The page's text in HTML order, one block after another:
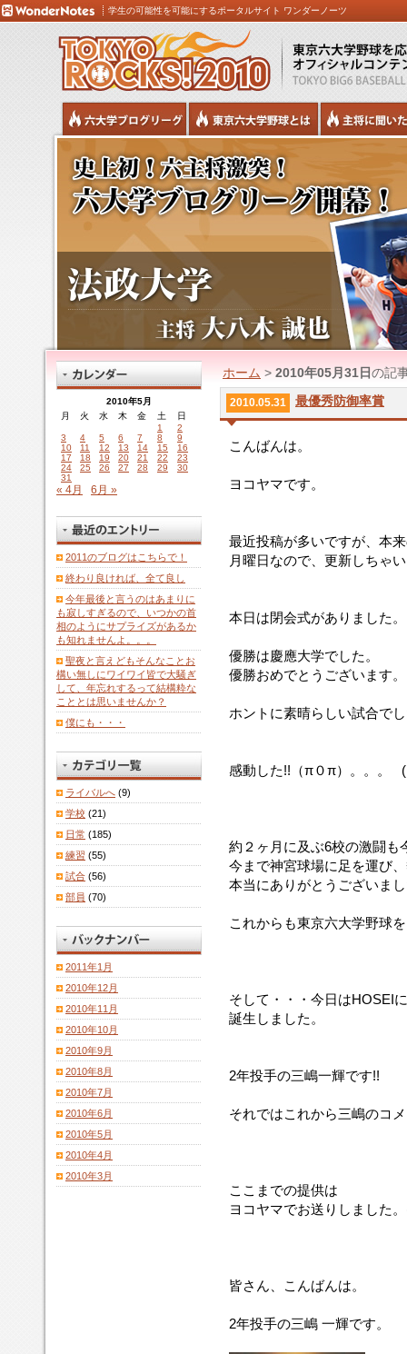
学生の可能性を可能にするポータルサイト ワンダーノーツ
ホーム > 2010年05月31日 の記
2010.05.31 最優秀防御率賞
こんばんは。
ヨコヤマです。
最近投稿が多いですが、本
月曜日なので、更新しちゃ
本日は閉会式がありました。
優勝は慶應大学でした。
優勝おめでとうございます。
ホントに素晴らしい試合で
感動した!!（π０π）。。。
約２ヶ月に及ぶ6校の激闘も
今まで神宮球場に足を運び
本当にありがとうございま
これからも東京六大学野球
そして・・・今日はHOSEI
誕生しました。
2年投手の三嶋一輝です!!
それではこれから三嶋のコ
ここまでの提供は
ヨコヤマでお送りしました
皆さん、こんばんは。
2年投手の三嶋 一輝です。
2010年5月
月
火 水 木 金 土
日
1
2
3
4 5 6 7 8
9
10
11 12 13 14 15
16
17
18 19 20 21 22
23
24
25 26 27 28 29
30
31
« 4月 6月 »
2011のブログはこちらで！
終わり良ければ、全て良し
今年最後と言うのはあまりに
も寂しすぎるので、いつかの首
相のようにサプライズがあるか
も知れませんよ。。。
聖夜と言えどもそんなことお
構い無しにワイワイ皆で大騒ぎ
して、年忘れするって結構粋な
こととは思いませんか？
僕にも・・・
ライバルへ (9)
学校 (21)
日常 (185)
練習 (55)
試合 (56)
部員 (70)
2011年1月
2010年12月
2010年11月
2010年10月
2010年9月
2010年8月
2010年7月
2010年6月
2010年5月
2010年4月
2010年3月